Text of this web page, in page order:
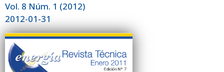
Vol. 8 Núm. 1 (2012)
2012-01-31